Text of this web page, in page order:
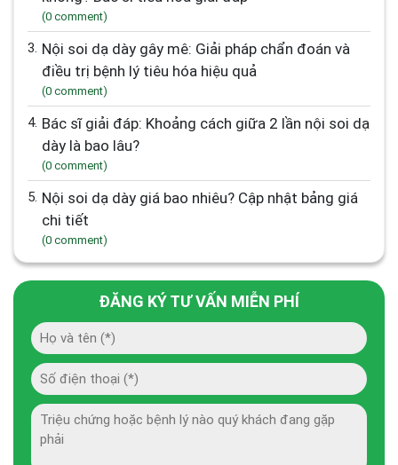
(0 comment)
3. Nội soi dạ dày gây mê: Giải pháp chẩn đoán và
điều trị bệnh lý tiêu hóa hiệu quả
(0 comment)
4. Bác sĩ giải đáp: Khoảng cách giữa 2 lần nội soi dạ
dày là bao lâu?
(0 comment)
5. Nội soi dạ dày giá bao nhiêu? Cập nhật bảng giá
chi tiết
(0 comment)
ĐĂNG KÝ TƯ VẤN MIỄN PHÍ